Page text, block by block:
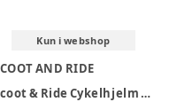
Kun i webshop
AND RIDE
Scoot & Ride Cykelhjelm XXS-S - Olive